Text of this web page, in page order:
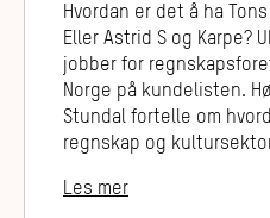
Hvordan er det å ha
Eller Astrid S og Karpe?
jobber for
Norge på kundelisten.
Stundal fortelle om
regnskap og
Les mer